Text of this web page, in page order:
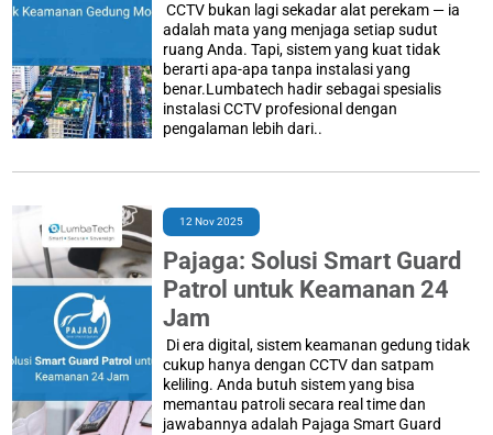
CCTV bukan lagi sekadar alat perekam — ia
adalah mata yang menjaga setiap sudut
ruang Anda. Tapi, sistem yang kuat tidak
berarti apa-apa tanpa instalasi yang
benar.Lumbatech hadir sebagai spesialis
instalasi CCTV profesional dengan
pengalaman lebih dari..
12 Nov 2025
Pajaga: Solusi Smart Guard
Patrol untuk Keamanan 24
Jam
Di era digital, sistem keamanan gedung tidak
cukup hanya dengan CCTV dan satpam
keliling. Anda butuh sistem yang bisa
memantau patroli secara real time dan
jawabannya adalah Pajaga Smart Guard